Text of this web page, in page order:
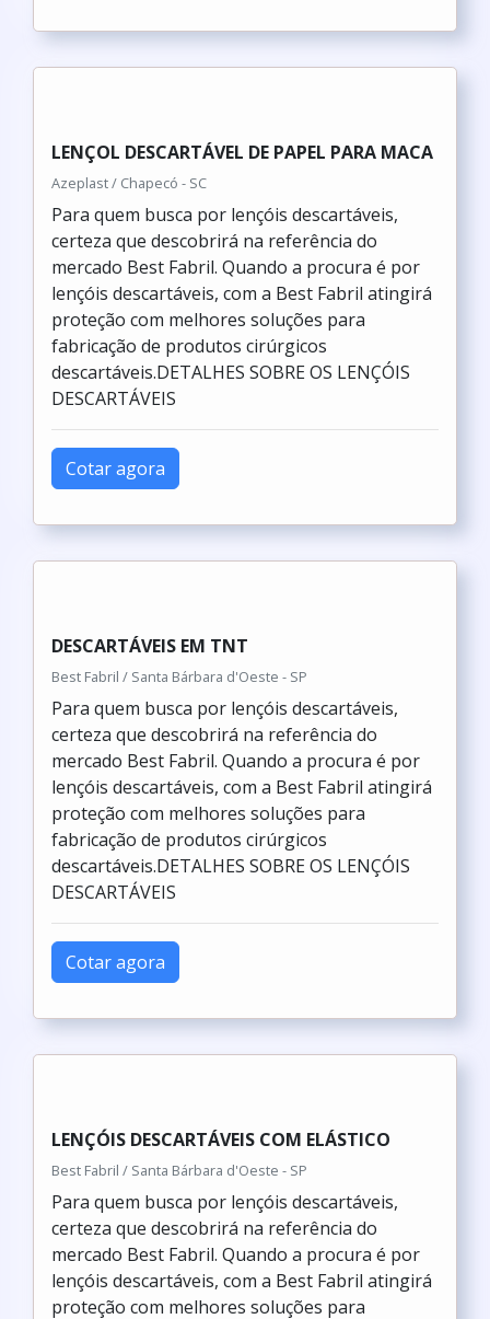
LENÇOL DESCARTÁVEL DE PAPEL PARA MACA
Azeplast / Chapecó - SC
Para quem busca por lençóis descartáveis,
certeza que descobrirá na referência do
mercado Best Fabril. Quando a procura é por
lençóis descartáveis, com a Best Fabril atingirá
proteção com melhores soluções para
fabricação de produtos cirúrgicos
descartáveis.DETALHES SOBRE OS LENÇÓIS
DESCARTÁVEIS
Cotar agora
DESCARTÁVEIS EM TNT
Best Fabril / Santa Bárbara d'Oeste - SP
Para quem busca por lençóis descartáveis,
certeza que descobrirá na referência do
mercado Best Fabril. Quando a procura é por
lençóis descartáveis, com a Best Fabril atingirá
proteção com melhores soluções para
fabricação de produtos cirúrgicos
descartáveis.DETALHES SOBRE OS LENÇÓIS
DESCARTÁVEIS
Cotar agora
LENÇÓIS DESCARTÁVEIS COM ELÁSTICO
Best Fabril / Santa Bárbara d'Oeste - SP
Para quem busca por lençóis descartáveis,
certeza que descobrirá na referência do
mercado Best Fabril. Quando a procura é por
lençóis descartáveis, com a Best Fabril atingirá
proteção com melhores soluções para